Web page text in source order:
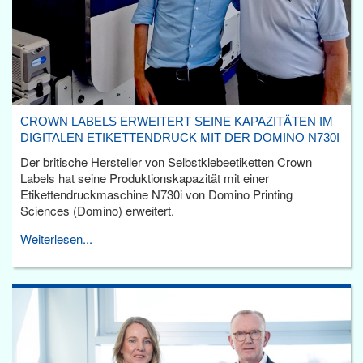
CROWN LABELS ERWEITERT SEINE KAPAZITÄTEN IM
DIGITALEN ETIKETTENDRUCK MIT DER DOMINO N730I
Der britische Hersteller von Selbstklebeetiketten Crown
Labels hat seine Produktionskapazität mit einer
Etikettendruckmaschine N730i von Domino Printing
Sciences (Domino) erweitert.
Weiterlesen...